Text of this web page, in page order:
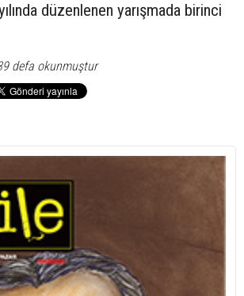
düzenlenen yarışmada birinci
defa okunmuştur